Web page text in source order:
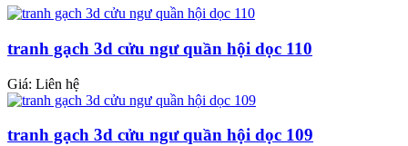
tranh gạch 3d cửu ngư quần hội dọc 110
Giá: Liên hệ
tranh gạch 3d cửu ngư quần hội dọc 109